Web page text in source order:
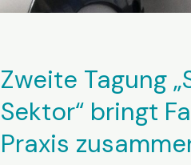
Zweite Tagung
Sektor“ bringt
Praxis